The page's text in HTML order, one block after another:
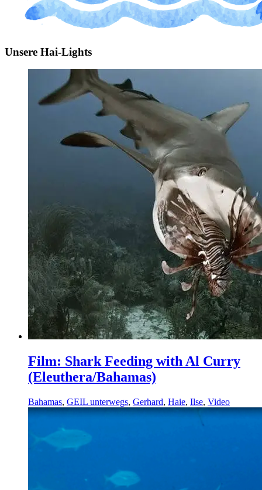
Unsere Hai-Lights
Film: Shark Feeding with Al Curry
(Eleuthera/Bahamas)
Bahamas, GEIL unterwegs, Gerhard, Haie, Ilse, Video